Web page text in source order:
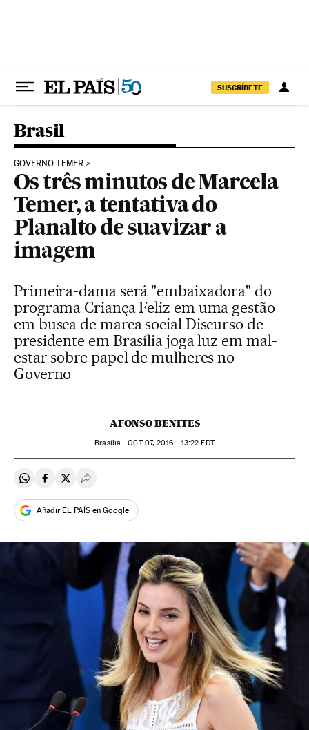
SUSCRÍBETE
Brasil
GOVERNO TEMER
Os três minutos de Marcela
Temer, a tentativa do
Planalto de suavizar a
imagem
Primeira-dama será "embaixadora" do
programa Criança Feliz em uma gestão
em busca de marca social Discurso de
presidente em Brasília joga luz em mal-
estar sobre papel de mulheres no
Governo
AFONSO BENITES
Brasília -OCT07, 2016 - 13:22 EDT
Compartir en Whatsapp
Compartir en Facebook
Compartir en Twitter
Desplegar Redes Sociales
Añadir EL PAÍS en Google